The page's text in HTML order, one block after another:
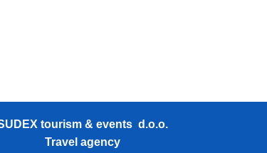
tourism & events d.o.o.
Travel agency